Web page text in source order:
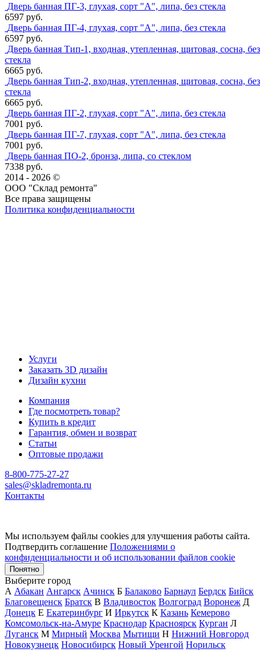
Дверь банная ПГ-3, глухая, сорт "А", липа, без стекла
6597 руб.
Дверь банная ПГ-4, глухая, сорт "А", липа, без стекла
6597 руб.
Дверь банная Тип-1, входная, утепленная, щитовая, сосна, без
стекла
6665 руб.
Дверь банная Тип-2, входная, утепленная, щитовая, сосна, без
стекла
6665 руб.
Дверь банная ПГ-2, глухая, сорт "А", липа, без стекла
7001 руб.
Дверь банная ПГ-7, глухая, сорт "А", липа, без стекла
7001 руб.
Дверь банная ПО-2, бронза, липа, со стеклом
7338 руб.
2014 - 2026 ©
ООО "Склад ремонта"
Все права защищены
Политика конфиденциальности
Услуги
Заказать 3D дизайн
Дизайн кухни
Компания
Где посмотреть товар?
Купить в кредит
Гарантия, обмен и возврат
Статьи
Оптовые продажи
8-800-775-27-27
sales@skladremonta.ru
Контакты
Мы используем файлы cookies для улучшения работы сайта.
Подтвердить соглашение Положениями о
конфиденциальности и об использовании файлов cookie
Понятно
Выберите город
А Абакан Ангарск Ачинск Б Балаково Барнаул Бердск Бийск
Благовещенск Братск В Владивосток Волгоград Воронеж Д
Донецк Е Екатеринбург И Иркутск К Казань Кемерово
Комсомольск-на-Амуре Краснодар Красноярск Курган Л
Луганск М Мирный Москва Мытищи Н Нижний Новгород
Новокузнецк Новосибирск Новый Уренгой Норильск